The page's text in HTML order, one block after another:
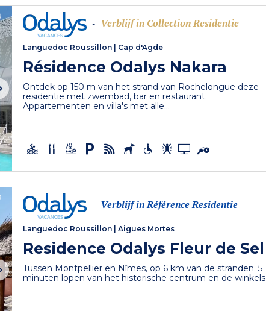
- Verblijf in Collection Residentie
Languedoc Roussillon Cap d'Agde
Résidence Odalys Nakara
Ontdek op 150 m van het strand van Rochelongue deze
residentie met zwembad, bar en restaurant.
Appartementen en villa's met alle...
- Verblijf in Référence Residentie
Languedoc Roussillon |Aigues Mortes
Residence Odalys Fleur de Sel
Tussen Montpellier en Nîmes, op 6 km van de stranden. 5
minuten lopen van het historische centrum en de winkels